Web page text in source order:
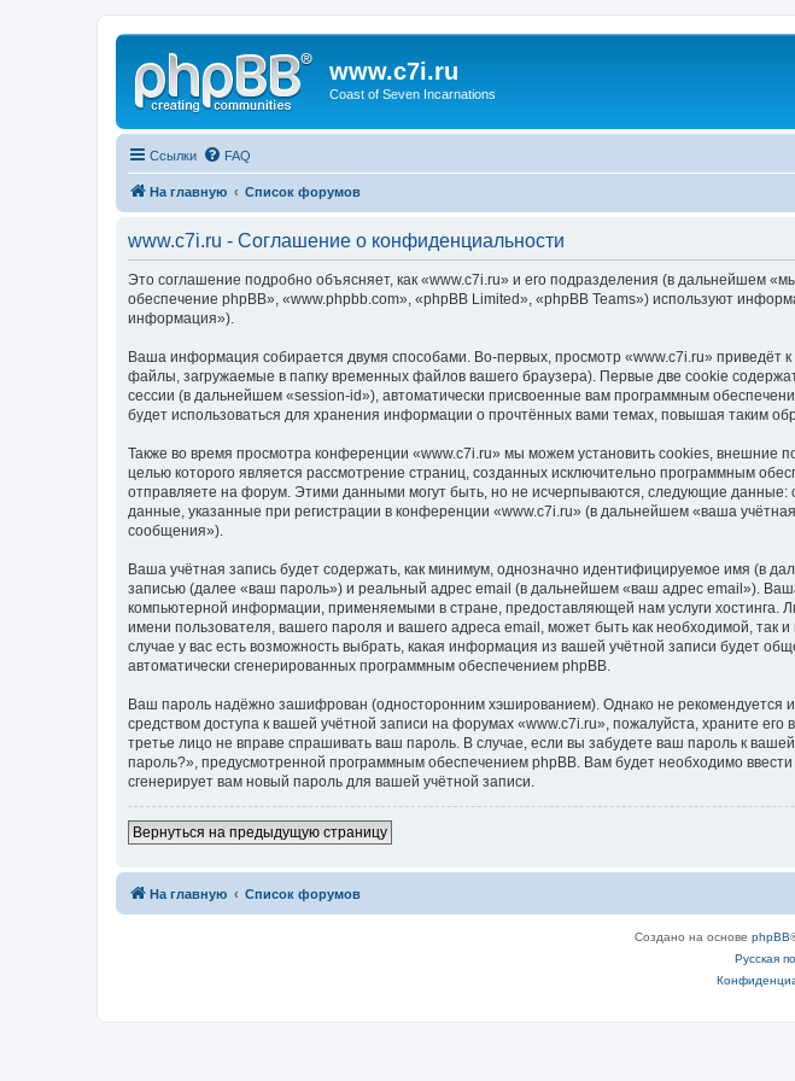
www.c7i.ru
Coast of Seven Incarnations
Ссылки FAQ
На главную Список форумов
www.c7i.ru - Соглашение о конфиденциальности
Это соглашение подробно объясняет, как «www.c7i.ru» и его подразделения (в дальнейшем
обеспечение phpBB», «www.phpbb.com», «phpBB Limited», «phpBB Teams») используют
информация»).
Ваша информация собирается двумя способами. Во-первых, просмотр «www.c7i.ru»
файлы, загружаемые в папку временных файлов вашего браузера). Первые две cookie
сессии (в дальнейшем «session-id»), автоматически присвоенные вам программным
будет использоваться для хранения информации о прочтённых вами темах, повышая таким
Также во время просмотра конференции «www.c7i.ru» мы можем установить cookies, внешние
целью которого является рассмотрение страниц, созданных исключительно программным
отправляете на форум. Этими данными могут быть, но не исчерпываются, следующие
данные, указанные при регистрации в конференции «www.c7i.ru» (в дальнейшем «ваша
сообщения»).
Ваша учётная запись будет содержать, как минимум, однозначно идентифицируемое имя (в
записью (далее «ваш пароль») и реальный адрес email (в дальнейшем «ваш адрес email»).
компьютерной информации, применяемыми в стране, предоставляющей нам услуги
имени пользователя, вашего пароля и вашего адреса email, может быть как необходимой,
случае у вас есть возможность выбрать, какая информация из вашей учётной записи будет
автоматически сгенерированных программным обеспечением phpBB.
Ваш пароль надёжно зашифрован (односторонним хэшированием). Однако не рекомендуется
средством доступа к вашей учётной записи на форумах «www.c7i.ru», пожалуйста, храните
третье лицо не вправе спрашивать ваш пароль. В случае, если вы забудете ваш пароль к
пароль?», предусмотренной программным обеспечением phpBB. Вам будет необходимо
сгенерирует вам новый пароль для вашей учётной записи.
Вернуться на предыдущую страницу
На главную Список форумов
Создано на основе phpBB
Русская